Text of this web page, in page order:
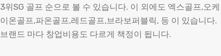
3위SG 골프 순으로 볼 수 있습니다. 이 외에도 엑스골프,오케
이온골프,파온골프,레드골프,브라보퍼블릭, 등 이 있습니다.
브랜드 마다 창업비용도 다르게 책정이 됩니다.